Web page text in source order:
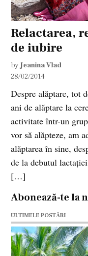
Relactarea,
de iubire
by Jeanina Vlad
28/02/2014
Despre alăptare, tot
ani de alăptare la
activitate într-un
vor să alăpteze, am
alăptarea în sine,
de la debutul
[…]
Abonează-te la
ULTIMELE POSTĂRI